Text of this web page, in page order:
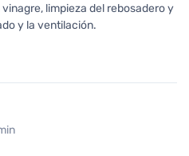
limpieza del rebosadero y
y la ventilación.